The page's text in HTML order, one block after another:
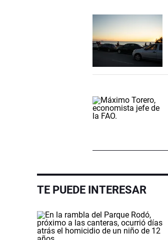
TE PUEDE INTERESAR